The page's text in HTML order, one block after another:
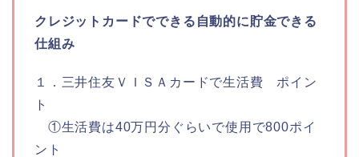
クレジットカードでできる自動的に貯金できる
仕組み
１．三井住友ＶＩＳＡカードで生活費 ポイン
ト
①生活費は40万円分ぐらいで使用で800ポイ
ント